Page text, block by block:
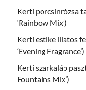
Kerti porcsinrózsa
‘Rainbow Mix’)
Kerti estike illatos
‘Evening Fragrance’)
Kerti szarkaláb
Fountains Mix’)